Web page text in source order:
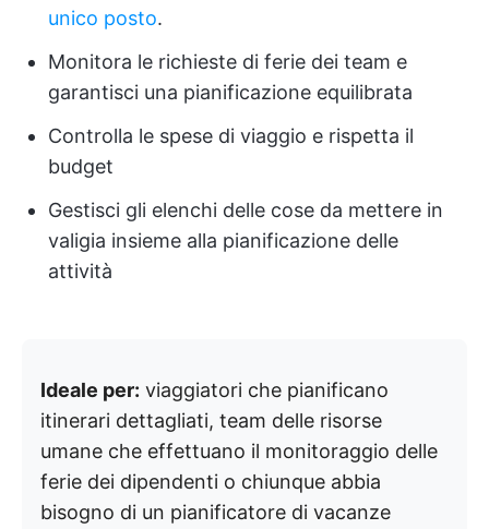
unico posto.
Monitora le richieste di ferie dei team e
garantisci una pianificazione equilibrata
Controlla le spese di viaggio e rispetta il
budget
Gestisci gli elenchi delle cose da mettere in
valigia insieme alla pianificazione delle
attività
Ideale per: viaggiatori che pianificano
itinerari dettagliati, team delle risorse
umane che effettuano il monitoraggio delle
ferie dei dipendenti o chiunque abbia
bisogno di un pianificatore di vacanze